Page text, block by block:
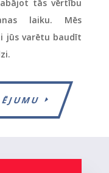
tās vērtību
laiku. Mēs
jūs varētu baudīt